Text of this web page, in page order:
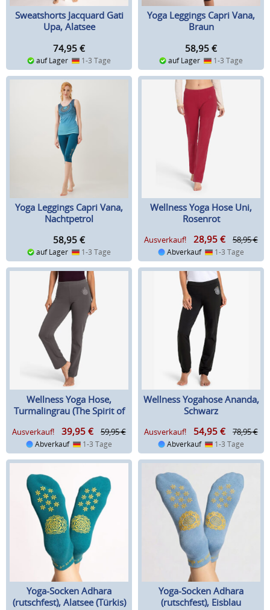
Sweatshorts Jacquard Gati
Upa, Alatsee
74,95 €
auf Lager 1-3 Tage
Yoga Leggings Capri Vana,
Braun
58,95 €
auf Lager 1-3 Tage
Yoga Leggings Capri Vana,
Nachtpetrol
58,95 €
auf Lager 1-3 Tage
Wellness Yoga Hose Uni,
Rosenrot
Ausverkauf! 28,95 € 58,95 €
Abverkauf 1-3 Tage
Wellness Yoga Hose,
Turmalingrau (The Spirit of
Ausverkauf! 39,95 € 59,95 €
Abverkauf 1-3 Tage
Wellness Yogahose Ananda,
Schwarz
Ausverkauf! 54,95 € 78,95 €
Abverkauf 1-3 Tage
Yoga-Socken Adhara
(rutschfest), Alatsee (Türkis)
Yoga-Socken Adhara
(rutschfest), Eisblau